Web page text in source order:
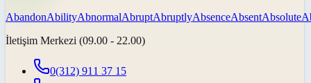
AbandonAbilityAbnormalAbruptAbruptlyAbsenceAbsentAbsolute
İletişim Merkezi (09.00 - 22.00)
0(312) 911 37 15